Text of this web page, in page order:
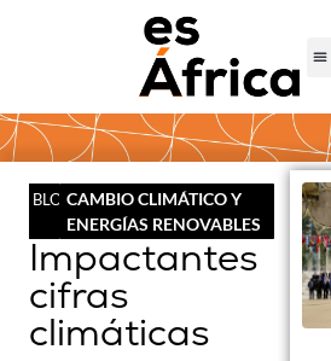
BLOGCAMBIO CLIMÁTICO Y
ENERGÍAS RENOVABLES
Impactantes
cifras
climáticas